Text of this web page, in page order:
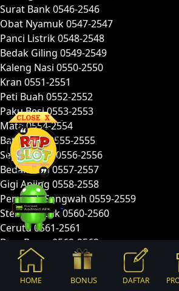
Surat Bank 0546-2546
Obat Nyamuk 0547-2547
Panci Listrik 0548-2548
Bedak Giling 0549-2549
Kaleng Nasi 0550-2550
Kran 0551-2551
Peti Buah 0552-2552
Paku Besi 0553-2553
Mata 0554-2554
Batu Asah 0555-2555
Sepatu Bayi 0556-2556
Bedak Bayi 0557-2557
Gigi Anjing 0558-2558
Pemasak Sangwah 0559-2559
Steker Listrik 0560-2560
Cerutu 0561-2561
Bass Besar 0562-2562
Lilin Putih 0563-2563
Lilin Merah 0564-2564
Notes Peredaran 0565-2565
HOME BONUS DAFTAR